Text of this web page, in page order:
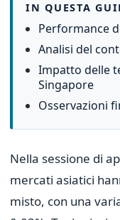
IN QUESTA
Performance
Analisi del
Impatto delle
Singapore
Osservazioni
Nella sessione di
mercati asiatici
misto, con una